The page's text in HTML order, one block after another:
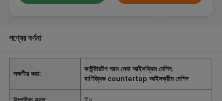
পণ্যের বর্ণনা
লক্ষণীয় করা:
কাউন্টারটপ নরম সেবা আইসক্রিম মেশিন,
বাণিজ্যিক countertop আইসক্রীম মেশিন